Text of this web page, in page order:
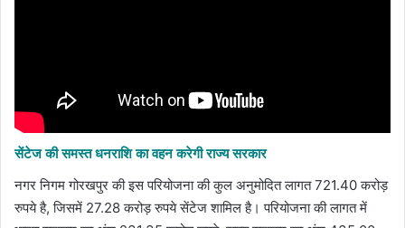
सेंटेज की समस्त धनराशि का वहन करेगी राज्य सरकार
नगर निगम गोरखपुर की इस परियोजना की कुल अनुमोदित लागत 721.40 करोड़
रुपये है, जिसमें 27.28 करोड़ रुपये सेंटेज शामिल है। परियोजना की लागत में